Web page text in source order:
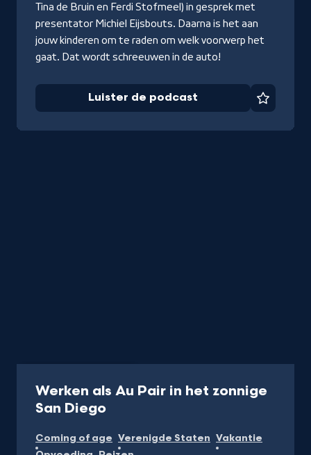
Tina de Bruin en Ferdi Stofmeel) in gesprek met
presentator Michiel Eijsbouts. Daarna is het aan
jouw kinderen om te raden om welk voorwerp het
gaat. Dat wordt schreeuwen in de auto!
Luister de podcast
Werken als Au Pair in het zonnige
San Diego-
op
Coming of age Verenigde Staten Vakantie